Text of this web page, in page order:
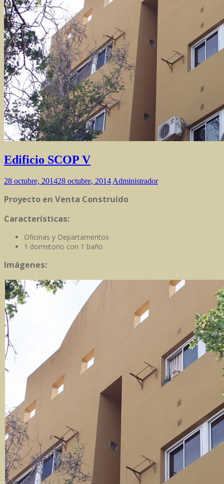
Edificio SCOP V
28 octubre, 201428 octubre, 2014 Administrador
Proyecto en Venta Construído
Características:
Oficinas y Departamentos
1 dormitorio con 1 baño
Imágenes: